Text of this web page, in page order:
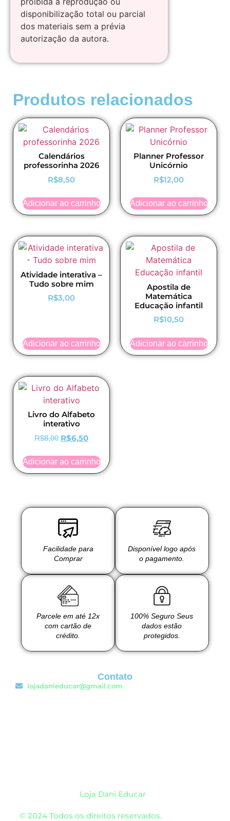
disponibilização total ou parcial
dos materiais sem a prévia
autorização da autora.
Produtos relacionados
Calendários
professorinha 2026
R$8,50
Adicionar ao carrinho
Planner Professor
Unicórnio
R$12,00
Adicionar ao carrinho
Atividade interativa –
Tudo sobre mim
R$3,00
Adicionar ao carrinho
Apostila de
Matemática
Educação infantil
R$10,50
Adicionar ao carrinho
Livro do Alfabeto
interativo
R$8,00 R$6,50
Adicionar ao carrinho
Facilidade para
Comprar
Disponível logo após
o pagamento.
Parcele em até 12x
com cartão de
crédito.
100% Seguro Seus
dados estão
protegidos.
Contato
lojadanieducar@gmail.com
Loja Dani Educar
© 2024 Todos os direitos reservados.